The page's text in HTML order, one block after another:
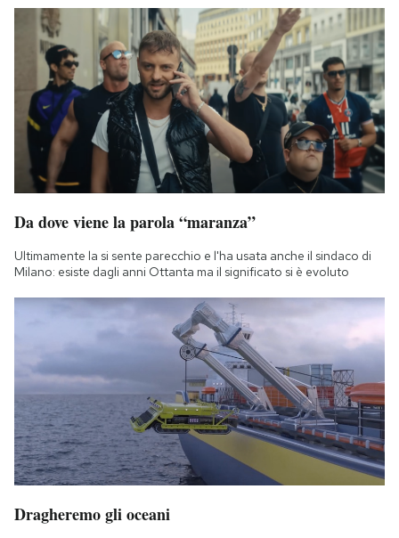
Da dove viene la parola “maranza”
Ultimamente la si sente parecchio e l'ha usata anche il sindaco di
Milano: esiste dagli anni Ottanta ma il significato si è evoluto
Dragheremo gli oceani